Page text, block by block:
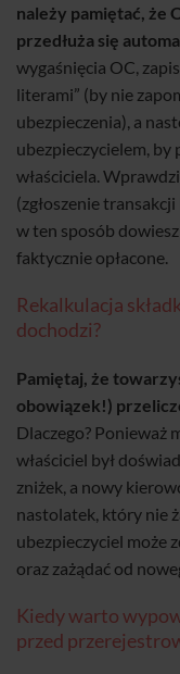
należy pamiętać, że
przedłuża się
wygaśnięcia OC,
literami” (by nie
ubezpieczenia), a
ubezpieczycielem, by
właściciela.
(zgłoszenie
w ten sposób
faktycznie opłacone.
Rekalkulacja
dochodzi?
Pamiętaj, że
obowiązek!)
Dlaczego? Ponieważ
właściciel był
zniżek, a nowy
nastolatek, który nie
ubezpieczyciel może
oraz zażądać od
Kiedy warto
przed